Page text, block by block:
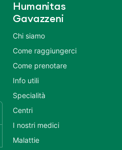
Humanitas
Gavazzeni
Chi siamo
Come raggiungerci
Come prenotare
Info utili
Specialità
Centri
I nostri medici
Malattie